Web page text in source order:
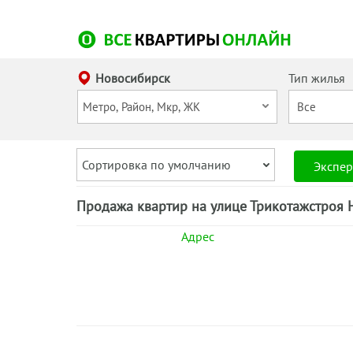
Новосибирск Тип жилья
Сортировка по умолчанию
Продажа квартир на улице Трикотажстроя
Адрес